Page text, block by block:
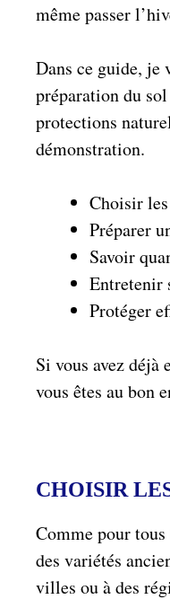
même passer
Dans ce guide, je
préparation du
protections
démonstration.
Choisir
Préparer
Savoir
Entretenir
Protéger
Si vous avez
vous êtes au bon
CHOISIR
Comme pour
des variétés
villes ou à des